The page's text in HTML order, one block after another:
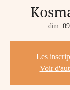
dim.
Les
Voir